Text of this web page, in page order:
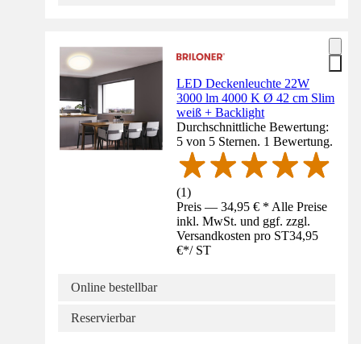
LED Deckenleuchte 22W
3000 lm 4000 K Ø 42 cm Slim
weiß + Backlight
Durchschnittliche Bewertung:
5 von 5 Sternen. 1 Bewertung.
(1)
Preis — 34,95 € * Alle Preise
inkl. MwSt. und ggf. zzgl.
Versandkosten pro ST34,95
€*/ ST
Online bestellbar
Reservierbar